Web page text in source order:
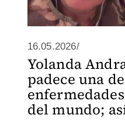
16.05.2026/
Yolanda
padece una
del mundo;